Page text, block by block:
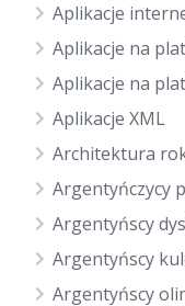
Aplikacje
Aplikacje na
Aplikacje na
Aplikacje XML
Architektura
Argentyńczycy
Argentyńscy
Argentyńscy
Argentyńscy